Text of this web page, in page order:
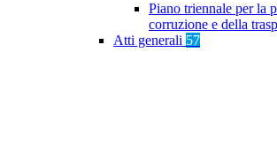
Piano triennale per la
corruzione e della
Atti generali 57